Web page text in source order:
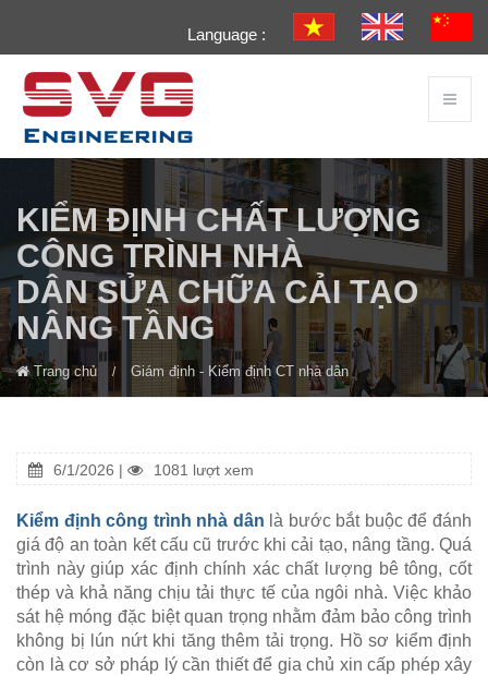
Language :
KIỂM ĐỊNH CHẤT LƯỢNG
CÔNG TRÌNH NHÀ
DÂN SỬA CHỮA CẢI TẠO
NÂNG TẦNG
Trang chủ Giám định - Kiểm định CT nhà dân
6/1/2026 | 1081 lượt xem
Kiểm định công trình nhà dân là bước bắt buộc để đánh
giá độ an toàn kết cấu cũ trước khi cải tạo, nâng tầng. Quá
trình này giúp xác định chính xác chất lượng bê tông, cốt
thép và khả năng chịu tải thực tế của ngôi nhà. Việc khảo
sát hệ móng đặc biệt quan trọng nhằm đảm bảo công trình
không bị lún nứt khi tăng thêm tải trọng. Hồ sơ kiểm định
còn là cơ sở pháp lý cần thiết để gia chủ xin cấp phép xây